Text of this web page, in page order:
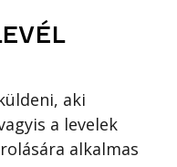
aki
a levelek
alkalmas